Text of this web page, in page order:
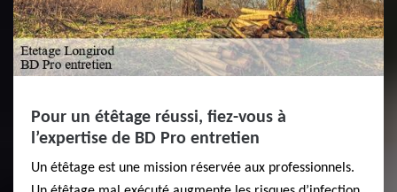
Pour un étêtage réussi, fiez-vous à
l’expertise de BD Pro entretien
Un étêtage est une mission réservée aux professionnels.